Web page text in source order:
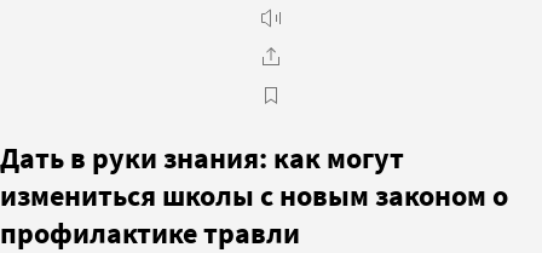
Дать в руки знания: как могут
измениться школы с новым законом о
профилактике травли